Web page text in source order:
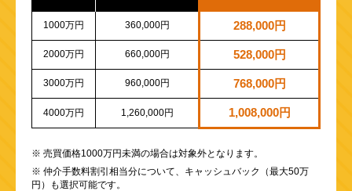
1000万円 360,000円 288,000円
2000万円 660,000円 528,000円
3000万円 960,000円 768,000円
4000万円 1,260,000円 1,008,000円
※ 売買価格1000万円未満の場合は対象外となります。
※ 仲介手数料割引相当分について、キャッシュバック（最大50万
円）も選択可能です。